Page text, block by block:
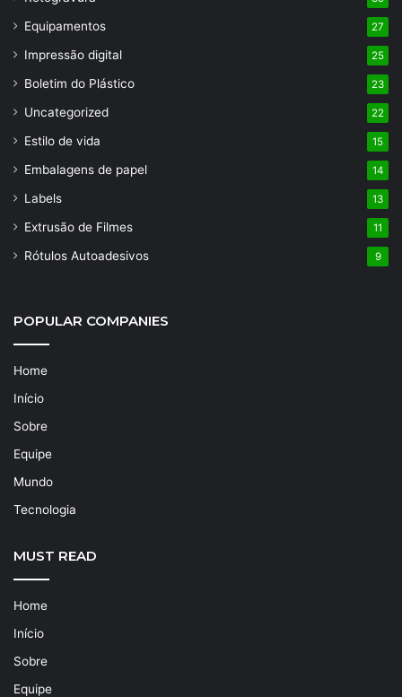
Equipamentos 27
Impressão digital 25
Boletim do Plástico 23
Uncategorized 22
Estilo de vida 15
Embalagens de papel 14
Labels 13
Extrusão de Filmes 11
Rótulos Autoadesivos 9
POPULAR COMPANIES
Home
Início
Sobre
Equipe
Mundo
Tecnologia
MUST READ
Home
Início
Sobre
Equipe